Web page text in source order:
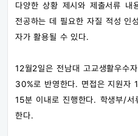
다양한 상황 제시와 제출서류 내
전공하는 데 필요한 자질 적성 인
자가 활용될 수 있다.
12월2일은 전남대 고교생활우수
30%로 반영한다. 면접은 지원자
15분 이내로 진행한다. 학생부/서
한다.